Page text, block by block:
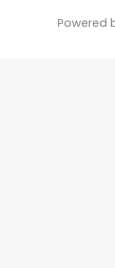
Powered